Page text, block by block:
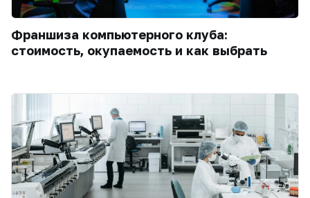
Франшиза компьютерного клуба:
стоимость, окупаемость и как выбрать